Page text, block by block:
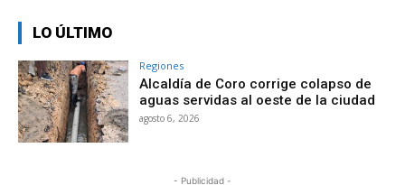
LO ÚLTIMO
Regiones
Alcaldía de Coro corrige colapso de
aguas servidas al oeste de la ciudad
agosto 6, 2026
- Publicidad -